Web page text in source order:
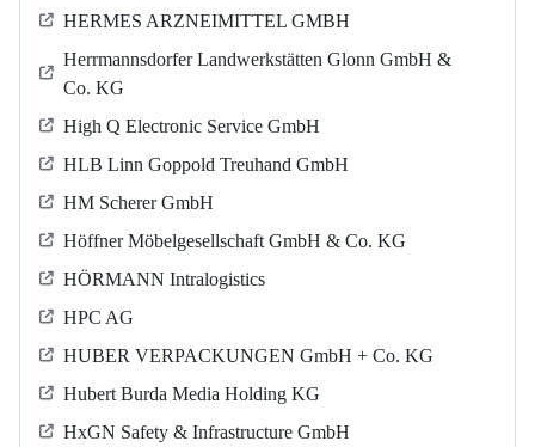
HERMES ARZNEIMITTEL GMBH
Herrmannsdorfer Landwerkstätten Glonn GmbH &
Co. KG
High Q Electronic Service GmbH
HLB Linn Goppold Treuhand GmbH
HM Scherer GmbH
Höffner Möbelgesellschaft GmbH & Co. KG
HÖRMANN Intralogistics
HPC AG
HUBER VERPACKUNGEN GmbH + Co. KG
Hubert Burda Media Holding KG
HxGN Safety & Infrastructure GmbH